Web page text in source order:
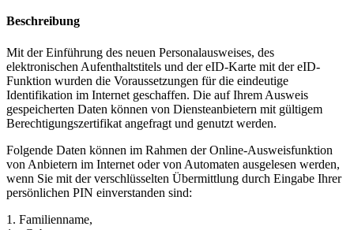
Beschreibung
Mit der Einführung des neuen Personalausweises, des
elektronischen Aufenthaltstitels und der eID-Karte mit der eID-
Funktion wurden die Voraussetzungen für die eindeutige
Identifikation im Internet geschaffen. Die auf Ihrem Ausweis
gespeicherten Daten können von Diensteanbietern mit gültigem
Berechtigungszertifikat angefragt und genutzt werden.
Folgende Daten können im Rahmen der Online-Ausweisfunktion
von Anbietern im Internet oder von Automaten ausgelesen werden,
wenn Sie mit der verschlüsselten Übermittlung durch Eingabe Ihrer
persönlichen PIN einverstanden sind:
1. Familienname,